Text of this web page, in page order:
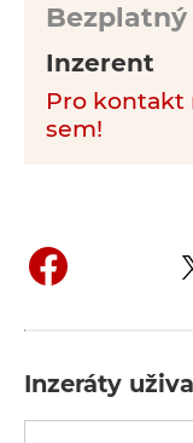
Inzerent
Pro kontakt
sem!
Inzeráty